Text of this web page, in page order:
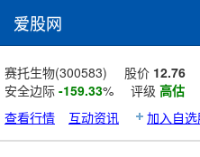
爱股网
赛托生物(300583) 股价 12.76
安全边际 -159.33% 评级 高估
查看行情
互动资讯 加入自